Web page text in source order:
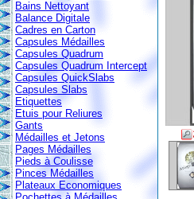
Bains Nettoyant
Balance Digitale
Cadres en Carton
Capsules Médailles
Capsules Quadrum
Capsules Quadrum Intercept
Capsules QuickSlabs
Capsules Slabs
Etiquettes
Etuis pour Reliures
Gants
Médailles et Jetons
Pages Médailles
Pieds à Coulisse
Pinces Médailles
Plateaux Economiques